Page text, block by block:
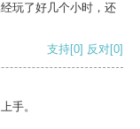
玩了好几个小时，还
支持[0] 反对[0]
手。